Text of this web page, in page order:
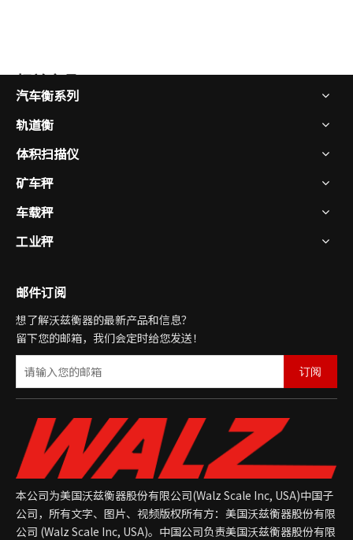
相关产品
WLS-R 列车载重扫描仪
汽车衡系列
轨道衡
体积扫描仪
矿车秤
车载秤
工业秤
邮件订阅
想了解沃兹衡器的最新产品和信息？
留下您的邮箱，我们会定时给您发送！
订阅
本公司为美国沃兹衡器股份有限公司(Walz Scale Inc, USA)中国子
公司，所有文字、图片、视频版权所有方：美国沃兹衡器股份有限
公司 (Walz Scale Inc, USA)。中国公司负责美国沃兹衡器股份有限